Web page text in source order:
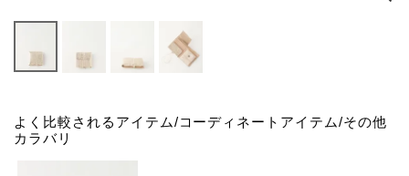
よく比較されるアイテム/コーディネートアイテム/その他
カラバリ